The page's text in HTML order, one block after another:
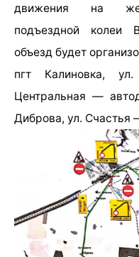
движения на
подъездной колеи
объезд будет
пгт Калиновка,
Центральная —
Диброва, ул. Счастья